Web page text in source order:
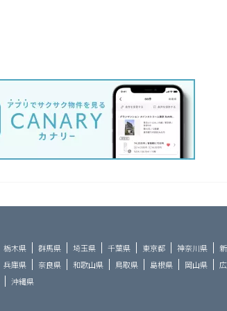
栃木県 群馬県 埼玉県 千葉県 東京都 神奈川県
兵庫県 奈良県 和歌山県 鳥取県 島根県 岡山県
沖縄県